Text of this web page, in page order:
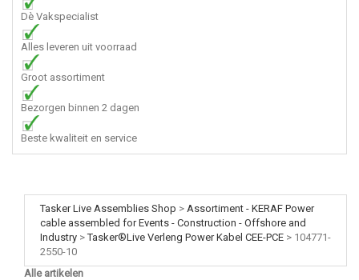
Dè Vakspecialist
Alles leveren uit voorraad
Groot assortiment
Bezorgen binnen 2 dagen
Beste kwaliteit en service
Tasker Live Assemblies Shop > Assortiment - KERAF Power
cable assembled for Events - Construction - Offshore and
Industry >Tasker®Live Verleng Power Kabel CEE-PCE > 104771-
2550-10
Alle artikelen